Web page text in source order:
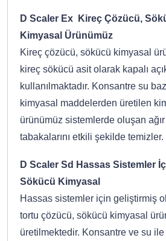
D Scaler Ex Kireç Çözücü,
Kimyasal Ürünümüz
Kireç çözücü, sökücü kimyasal
kireç sökücü asit olarak kapalı
kullanılmaktadır. Konsantre su
kimyasal maddelerden üretilen
ürünümüz sistemlerde oluşan
tabakalarını etkili şekilde temizler.
D Scaler Sd Hassas Sistemler
Sökücü Kimyasal
Hassas sistemler için geliştirmiş
tortu çözücü, sökücü kimyasal
üretilmektedir. Konsantre ve su